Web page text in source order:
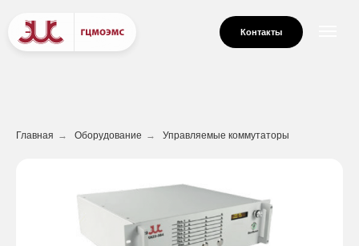
Контакты
Главная → Оборудование → Управляемые коммутаторы